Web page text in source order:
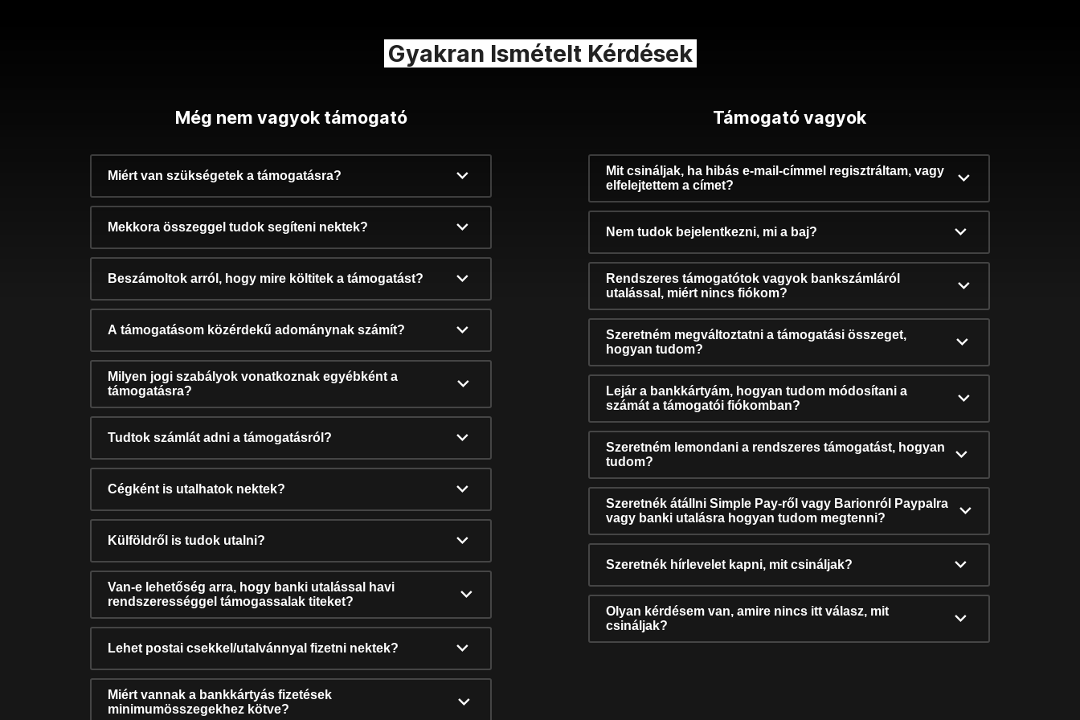
Gyakran Ismételt Kérdések
Még nem vagyok támogató
Miért van szükségetek a támogatásra?
Mekkora összeggel tudok segíteni nektek?
Beszámoltok arról, hogy mire költitek a támogatást?
A támogatásom közérdekű adománynak számít?
Milyen jogi szabályok vonatkoznak egyébként a
támogatásra?
Tudtok számlát adni a támogatásról?
Cégként is utalhatok nektek?
Külföldről is tudok utalni?
Van-e lehetőség arra, hogy banki utalással havi
rendszerességgel támogassalak titeket?
Lehet postai csekkel/utalvánnyal fizetni nektek?
Miért vannak a bankkártyás fizetések
minimumösszegekhez kötve?
Támogató vagyok
Mit csináljak, ha hibás e-mail-címmel regisztráltam, vagy
elfelejtettem a címet?
Nem tudok bejelentkezni, mi a baj?
Rendszeres támogatótok vagyok bankszámláról
utalással, miért nincs fiókom?
Szeretném megváltoztatni a támogatási összeget,
hogyan tudom?
Lejár a bankkártyám, hogyan tudom módosítani a
számát a támogatói fiókomban?
Szeretném lemondani a rendszeres támogatást, hogyan
tudom?
Szeretnék átállni Simple Pay-ről vagy Barionról Paypalra
vagy banki utalásra hogyan tudom megtenni?
Szeretnék hírlevelet kapni, mit csináljak?
Olyan kérdésem van, amire nincs itt válasz, mit
csináljak?